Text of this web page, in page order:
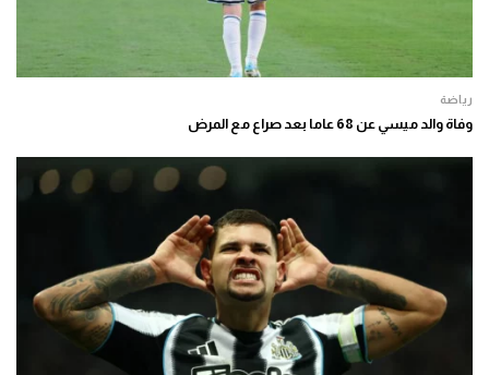
رياضة
وفاة والد ميسي عن 68 عاما بعد صراع مع المرض